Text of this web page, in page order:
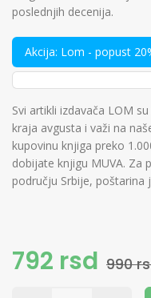
poslednjih decenija.
Akcija: Lom - popust
Svi artikli izdavača LOM
kraja avgusta i važi na
kupovinu knjiga preko
dobijate knjigu MUVA. Za
području Srbije, poštarina
792 rsd 990